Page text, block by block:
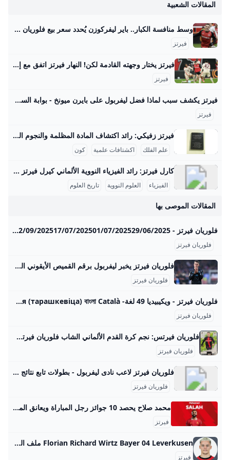
المقالات الشعبية
وسط منافسة الكبار.. باير ليفركوزن يُحدد سعر بيع فلوريان فيرتز صحيفة الوطن حدد مسئولو نادي باير ليفركوزن الألماني سعر بيع فلوريان فيرتز، لاعب خط وسط الفريق الأول لكرة القدم بالنادي، في الميركاتو الصيفي المقبل، وذلك في ظل وجود منافسة مشتعلة بين كبار الأندية الأوروبية… {{ article.article_subtitle }} {{ authorName() }} {{ article.author_description }} {{ article.formatted_date }}epa11762162 Florian Wirtz of Leverkusen celebrates after scoring the 1-0 lead during the German Bundesliga soccer match between Bayer 04 Leverkusen and FC St. Pauli in Leverkusen, Germany, 07 December 2024.
فيرتز
فيرتز يختار وجهته القادمة لكن! النهار فيرتز اتفق مع إدارة بايرن ميونيخ الجريدة مواقعنا لبنان عربي بودكاست تسجيل الدخول اشترك - الرئيسية عيش لبنان اقتصاد وأعمال تحقيقات مقالات كتاب النهار آراء منبر كتاب النهار 29-08-2025 | 05:37 استعادة النظام السوري السجناء واللاجئين معاً مؤشّر لنية بناء دولة كتاب النهار 29-08-2025 | 05:30 أيّ رسائل مخفيّة لحراك “حزب الله” السياسي المكثّف؟ رياضة كرة قدم كرة سلة كرة مضرب رياضة ميكانيكية ألعاب قتالية الغولف رياضات أخرى رياضة 29-08-2025 | 06:25 شربل أبو خطار لـ"النهار": الرياضة دواء ومفتاح النجاح الدراسي رياضة 28-08-2025 | 17:06 ازدواج الجنسية… أزمة مستمرّة لنجوم كرة القدم
فيرتز
فيرتز يكشف سبب لماذا فضل ليفربول على بايرن ميونخ - بوابة السعودية نيوز يحاول الفريق بناء نفسه بشكل قوي ليكون قادراً على المنافسة على أعلى مستوى تحت قيادة المدرب آرني سلوت وقد أظهر الفريق أداءً مميزاً في سوق الانتقالات هذا الصيف، انتقال اللاعب إلى ليفربول يمثل تحدياً كبيراً بالنسبة له، حيث قال: “لقد كانت خطوة أصعب أن أترك هذا المحيط وأذهب لبلد آخر مع كل ما يتضمنه من تغييرات وألعب في دوري جديد بأسلوب لعب مختلف”. اختيار واعٍ أضاف اللاعب: “لقد انتقلت لتحدي أكبر، تحدي اخترت خوضه بوعي من أجل أن أنجح وأصبح لاعباً أفضل , لقد اخترت الانتقال إلى ليفربول كقرار واعٍ بالنسبة لي كي أصبح أفضل”.
فيرتز
فيرتز زفيكي: رائد اكتشاف المادة المظلمة والنجوم النيوترونية يسرني تقديم مقال مفصل عن شخصية فريتز زفيكي وإسهاماته العلمية في علم الفلك: فريتز زفيكي: رائد اكتشاف المادة المظلمة والنجوم النيوترونية فريتز زفيكي (14 فبراير 1898 - 8 فبراير 1974) كان عالم فلك سويسري عمل معظم حياته في معهد كاليفورنيا للتكنولوجيا بالولايات المتحدة، وأحدث ثورة في فهمنا للكون من خلال أفكاره واكتشافاته الرائدة. تلقى تعليمه الثانوي في زيوريخ، ثم درس الرياضيات والفيزياء التجريبية بين 1917 و1925 على يد كبار العلماء أمثال أوجوست بيكارد وألبرت أينشتاين، مما أكسبه قاعدة علمية راسخة ساعدته في إرساء أسس علم الفلك الحديث.
علم الفلك اكشتافات علمية كون
كارل فيرتز: رائد الفيزياء النووية الألماني كيرل فيرتز هو عالم فيزياء نووية ألماني بارز وُلد في 24 أبريل 1910 في كولونيا وتوفي في 12 فبراير 1994. حصل على شهادة الدكتوراه في عام 1934 بعد دراسته الفيزياء والكيمياء والرياضيات في جامعات بون وفرايبورغ وبريسلّاو. درّس بعد ذلك كمساعد تدريس لوزير التعليم الألماني كارل فريدريش بونهوفر في جامعة لايبتزغ، وكان عضواً في رابطة المعلمين النازية خلال الفترة النازية في ألمانيا، رغم أنه لم يكن عضواً في الحزب النازي. مهنياً، تميز فيرتز بعمله في معهد كايزر فيلهلم للفيزياء في برلين منذ عام 1937، حيث عمل على تصميم المفاعلات النووية خلال الحرب العالمية الثانية، وبالأخص مفاعل الطبقات الأفقية، بالإضافة إلى قيادة قسم التجارب في المعهد الذي نقل إلى هيتشينجن لتجنب تأثير القصف الجوي في 1944.
الفيزياء العلوم النووية تاريخ العلوم
المقالات الموصى بها
فلوريان فيرتز - 365Scores 05/08/202505/08/202501/08/202531/07/202526/07/202520/07/202502/09/202517/07/202501/07/202529/06/2025
فلوريان فيرتز
فلوريان فيرتز يخبر ليفربول برقم القميص الأيقوني الذي يريده إذا أُنجزت صفقة انتقاله بقيمة 150 مليون يورو من باير ليفركوزن العربية Goal.com أفادت التقارير أن فلوريان فيرتز أبلغ ليفربول برغبته في ارتداء رقم قميص أيقوني، إذا أتم انتقاله إلى أنفيلد من باير ليفركوزن.
فلوريان فيرتز
فلوريان فيرتز - ويكيبيديا 49 لغة- Беларуская (тарашкевіца) বাংলা Català کوردی Čeština Dansk Deutsch Ελληνικά English Esperanto Español
فلوريان فيرتز
فلوريان فيرتس: نجم كرة القدم الألماني الشاب فلوريان فيرتس هو لاعب كرة قدم ألماني صاعد يتألق في الدوري الألماني ويشكل مستقبل المنتخب. 15.05.20250182 يعتبر فلوريان فيرتس (Florian Wirtz) واحدًا من أكثر اللاعبين الشباب الذين يثيرون الإعجاب في عالم كرة القدم الأوروبية. وُلد في 3 مايو 2003 في كولونيا، ألمانيا، وقد حظي بسمعة كبيرة في السنوات الأخيرة بفضل موهبته الفائقة وأدائه المتميز في دوري البوندسليغا. النشأة والمسيرة الرياضية بدأ فيرتس مسيرته الكروية في أكاديمية نادي كولونيا، حيث أظهر مهاراته الاستثنائية منذ الصغر.
فلوريان فيرتز
فلوريان فيرتز لاعب نادى ليفربول - بطولات تابع نتائج مباريات فلوريان فيرتز و أخبار فلوريان فيرتز و تشكيل الفريق و ترتيب الفريق بالدوري و البطولات المحلية و العالمية من بطولات. لاعب - خط وسط الفريق ليفربول محل الميلاد : ألمانيا الجنسيه : ألمانيا تاريخ الميلاد : 03/05/2003 السن : 22 سنه الطول : 70 سم الوزن : 70 كجم
فلوريان فيرتز
محمد صلاح يحصد 10 جوائز رجل المباراة ويعانق المجد بين كبار أوروبا 2025 - اليوم السابع لا يتوقف النجم المصري محمد صلاح عن كتابة صفحات المجد مع ليفربول، بعدما أكد أنه أحد أعظم لاعبي كرة القدم في العالم بفضل أرقامه المبهرة وإنجازاته المتواصلة. محمد صلاح يحصد 10 جوائز “رجل المباراة” ويعانق المجد بين كبار أوروبا 2025 الجمعة، 29 أغسطس 2025 04:00 ص اخبار محمد صلاح ليفربول جوائز رجل المباراة 2025 البريميرليج أفضل لاعبي أوروبا هداف ليفربول لامين يامال كيليان مبابي هاري كين رافينيا فلوريان فيرتز الدوري الإنجليزي الأرقام القياسية أسطورة أنفيلد محمد صلاح ليفربول اهداف محمد صلاح ارقام محمد صلاح اليوم السابع بلس الأربعاء، 27 أغسطس 2025 03:00 صالثلاثاء، 26 أغسطس 2025 12:08 مالأربعاء، 27 أغسطس 2025 07:00 صالأربعاء، 27 أغسطس 2025 12:35 م
فيرتز
Florian Richard Wirtz Bayer 04 Leverkusen ملف اللاعب الدوري الألماني جميع إحصائيات الموسم الرسمية وبيانات المسيرة الخاصة باللاعب Florian Richard Wirtz. مع الأخبار والفيديوهات والأهداف الخاصة باللاعب Florian Richard Wirtz في الموسم الحالي من الدوري الألماني. لاعب وسط Bayer 04 Leverkusen الافتكاكات الناجحة0الالتحامات الهوائية الناجحة0 الأخطاء المرتكبة 0 البطاقات الصفراء 0 المشاركات 0 الانطلاقات السريعة0 الجري المكثف 0 مسافة الجري (كم) 0 السرعة (كم/س) 0 العرضيات 0 المزيد من الدوري الألماني في التطبيق!APP STOREGOOGLE PLAY تحميل الآن السبت 23-أغسطس-2025LeverkusenBayer 04 LeverkusenB04 1 TSG 2 HoffenheimTSG HoffenheimLiveticker
فيرتز